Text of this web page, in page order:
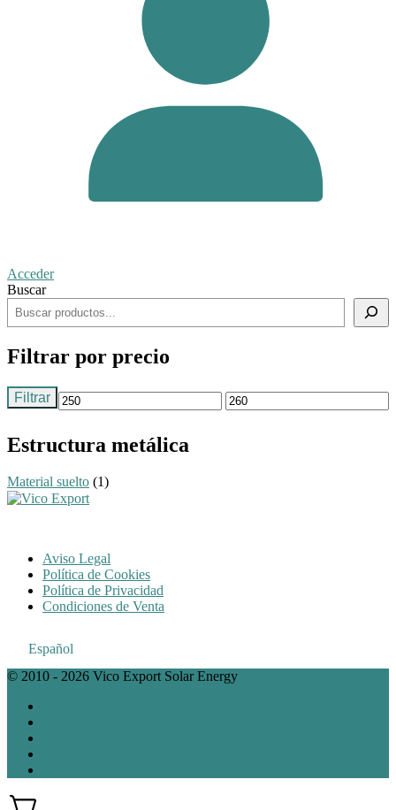
Acceder
Buscar
Filtrar por precio
Precio Precio
Filtrar
Estructura metálica
Material suelto (1)
Aviso Legal
Política de Cookies
Política de Privacidad
Condiciones de Venta
Español
© 2010 - 2026 Vico Export Solar Energy